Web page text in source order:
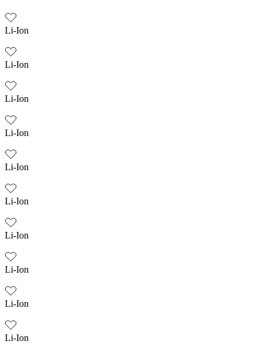
Li-Ion
Li-Ion
Li-Ion
Li-Ion
Li-Ion
Li-Ion
Li-Ion
Li-Ion
Li-Ion
Li-Ion